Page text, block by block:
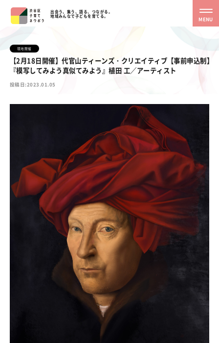
出会う、集う、語る、つながる。
地域みんなで子どもを育てる。
MENU
現地開催
【2月18日開催】代官山ティーンズ・クリエイティブ【事前申込制】
『模写してみよう真似てみよう』植田 工／アーティスト
投稿日:2023.01.05